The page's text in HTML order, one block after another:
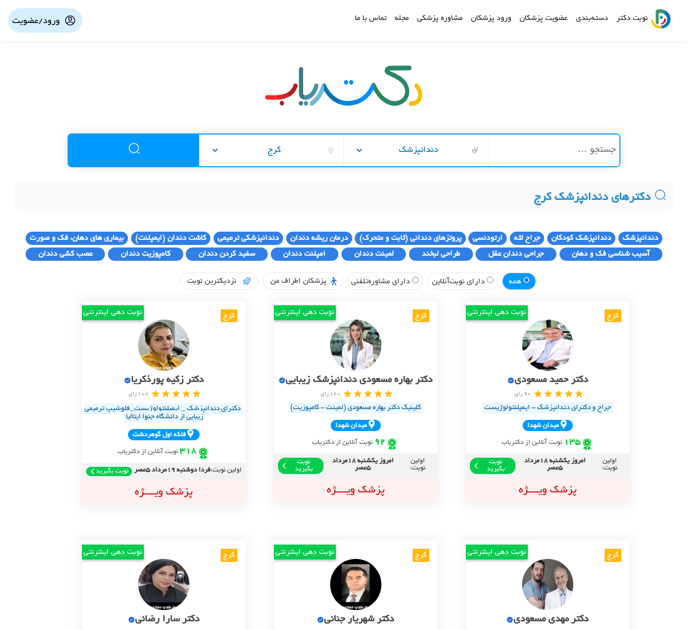
نوبت دکتر دسته‌بندی عضویت پزشکان ورود پزشکان مشاوره پزشکی مجله تماس با ما ورود/عضویت
دندانپزشک کرج
دکترهای دندانپزشک کرج
دندانپزشک دندانپزشک کودکان جراح لثه ارتودنسی پروتزهای دندانی (ثابت و متحرک) درمان ریشه دندان دندانپزشکی ترمیمی کاشت دندان (ایمپلنت)
بیماری های دهان، فک و صورت
آسیب شناسی فک و دهان
جراحی دندان عقل طراحی لبخند لمینت دندان امپلنت دندان سفید کردن دندان کامپوزیت دندان عصب کشی دندان
همه دارای نوبت‌آنلاین دارای مشاوره‌تلفنی پزشکان اطراف من نزدیکترین نوبت
کرج نوبت دهی اینترنتی
دکتر حمید مسعودی
90 رای
جراح و دکترای دندانپزشک - ایمپلنتولوژیست
ميدان شهدا
135 نوبت آنلاین از دکتریاب
اولین
نوبت:
امروز یکشنبه 18مرداد
5عصر
نوبت
بگیرید
پزشک ویــــژه
کرج نوبت دهی اینترنتی
دکتر بهاره مسعودی دندانپزشک زیبایی
120 رای
کلینیک دکتر بهاره مسعودی (لمینت - کامپوزیت)
ميدان شهدا
92 نوبت آنلاین از دکتریاب
اولین
نوبت:
امروز یکشنبه 18مرداد
5عصر
نوبت
بگیرید
پزشک ویــــژه
کرج نوبت دهی اینترنتی
دکتر زکیه پورذکریا
108 رای
دکترای دندانپزشک _ ایمپلنتولوژیست_فلوشیپ ترمیمی
زیبایی از دانشگاه جنوا ایتالیا
فلکه اول گوهردشت
318 نوبت آنلاین از دکتریاب
اولین نوبت:فردا دوشنبه 19مرداد 5عصر نوبت بگیرید
پزشک ویــــژه
کرج نوبت دهی اینترنتی
دکتر مهدی مسعودی
کرج نوبت دهی اینترنتی
دکتر شهریار جنانی
کرج نوبت دهی اینترنتی
دکتر سارا رضائی